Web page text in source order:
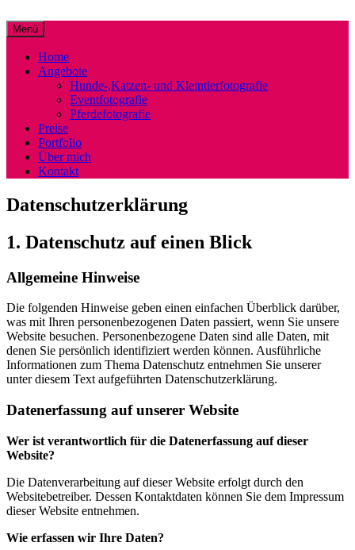
Inhalt
springen
Christina Müller Fotografie
Tierfotografie mit Herz!
Menü
Home
Angebote
Hunde-,Katzen- und Kleintierfotografie
Eventfotografie
Pferdefotografie
Preise
Portfolio
Über mich
Kontakt
Datenschutzerklärung
1. Datenschutz auf einen Blick
Allgemeine Hinweise
Die folgenden Hinweise geben einen einfachen Überblick darüber,
was mit Ihren personenbezogenen Daten passiert, wenn Sie unsere
Website besuchen. Personenbezogene Daten sind alle Daten, mit
denen Sie persönlich identifiziert werden können. Ausführliche
Informationen zum Thema Datenschutz entnehmen Sie unserer
unter diesem Text aufgeführten Datenschutzerklärung.
Datenerfassung auf unserer Website
Wer ist verantwortlich für die Datenerfassung auf dieser
Website?
Die Datenverarbeitung auf dieser Website erfolgt durch den
Websitebetreiber. Dessen Kontaktdaten können Sie dem Impressum
dieser Website entnehmen.
Wie erfassen wir Ihre Daten?